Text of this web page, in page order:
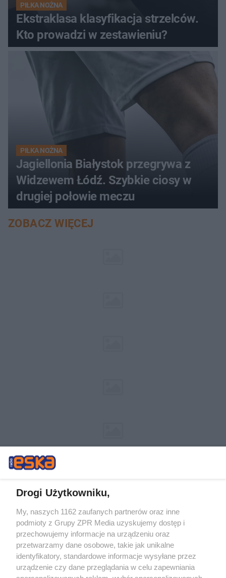
PIŁKA NOŻNA
Ekstraklasa klasyfikacja strzelców.
Kto prowadzi w zestawieniu?
PIŁKA NOŻNA
Jagiellonia Białystok przegrywa z
Widzewem Łódź. Szybkie ciosy w
drugiej połowie meczu
ZOBACZ WIĘCEJ
Żaden utwór zamieszczony w serwisie nie może być powielany i
rozpowszechniany lub dalej rozpowszechniany w jakikolwiek sposób (w
tym także elektroniczny lub mechaniczny) na jakimkolwiek polu
eksploatacji w jakiejkolwiek formie, włącznie z umieszczaniem w
Internecie bez pisemnej zgody właściciela praw. Jakiekolwiek użycie lub
wykorzystanie utworów w całości lub w części z naruszeniem prawa,
tzn. bez właściwej zgody, jest zabronione pod groźbą kary i może być
ścigane prawnie.
Drogi Użytkowniku,
My, naszych 1162 zaufanych partnerów oraz inne
podmioty z Grupy ZPR Media uzyskujemy dostęp i
przechowujemy informacje na urządzeniu oraz
przetwarzamy dane osobowe, takie jak unikalne
identyfikatory, standardowe informacje wysyłane przez
urządzenie czy dane przeglądania w celu zapewniania